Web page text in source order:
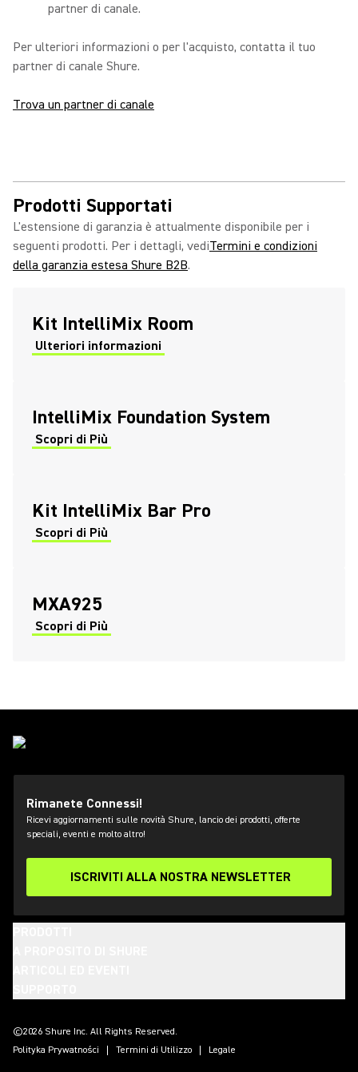
partner di canale.
Per ulteriori informazioni o per l'acquisto, contatta il tuo
partner di canale Shure.
Trova un partner di canale
Prodotti Supportati
L'estensione di garanzia è attualmente disponibile per i
seguenti prodotti. Per i dettagli, vediTermini e condizioni
della garanzia estesa Shure B2B.
Kit IntelliMix Room
Ulteriori informazioni
IntelliMix Foundation System
Scopri di Più
Kit IntelliMix Bar Pro
Scopri di Più
MXA925
Scopri di Più
Rimanete Connessi!
Ricevi aggiornamenti sulle novità Shure, lancio dei prodotti, offerte
speciali, eventi e molto altro!
ISCRIVITI ALLA NOSTRA NEWSLETTER
©2026 Shure Inc. All Rights Reserved.
Polityka Prywatności
Termini di Utilizzo Legale